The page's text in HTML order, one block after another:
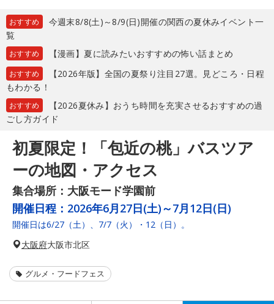
おすすめ
今週末8/8(土)～8/9(日)開催の関西の夏休みイベント一
覧
おすすめ 【漫画】夏に読みたいおすすめの怖い話まとめ
おすすめ
【2026年版】全国の夏祭り注目27選。見どころ・日程
もわかる！
おすすめ
【2026夏休み】おうち時間を充実させるおすすめの過
ごし方ガイド
初夏限定！「包近の桃」バスツア
ーの地図・アクセス
集合場所：大阪モード学園前
開催日程： 2026年6月27日(土)～7月12日(日)
開催日は6/27（土）、7/7（火）・12（日）。
大阪府大阪市北区
グルメ・フードフェス